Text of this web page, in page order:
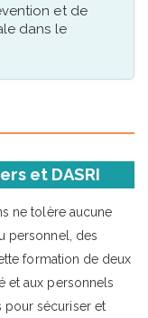
et de
dans le
et DASRI
ne tolère aucune
personnel, des
formation de deux
et aux personnels
pour sécuriser et